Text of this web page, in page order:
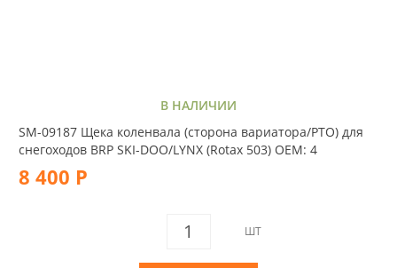
В НАЛИЧИИ
SM-09187 Щека коленвала (сторона вариатора/PTO) для
снегоходов BRP SKI-DOO/LYNX (Rotax 503) OEM: 4
8 400 Р
ШТ